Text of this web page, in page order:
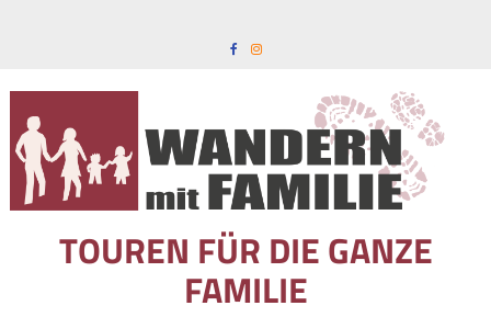
TOUREN FÜR DIE GANZE
FAMILIE